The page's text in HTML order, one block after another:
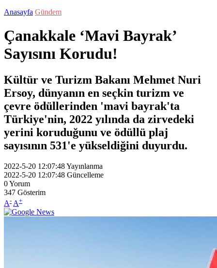
Anasayfa Gündem
Çanakkale ‘Mavi Bayrak’
Sayısını Korudu!
Kültür ve Turizm Bakanı Mehmet Nuri
Ersoy, dünyanın en seçkin turizm ve
çevre ödüllerinden 'mavi bayrak'ta
Türkiye'nin, 2022 yılında da zirvedeki
yerini koruduğunu ve ödüllü plaj
sayısının 531'e yükseldiğini duyurdu.
2022-5-20 12:07:48Yayınlanma
2022-5-20 12:07:48 Güncelleme
0Yorum
347 Gösterim
A- A+